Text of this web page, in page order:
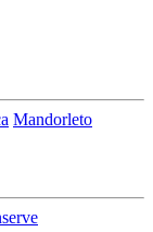
Mandorleto